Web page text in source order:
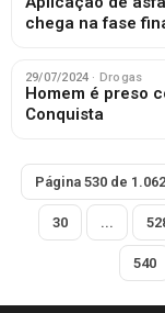
chega na fase
29/07/2024 · Drogas
Homem é preso
Conquista
Página 530 de 1.062
30 ...
540